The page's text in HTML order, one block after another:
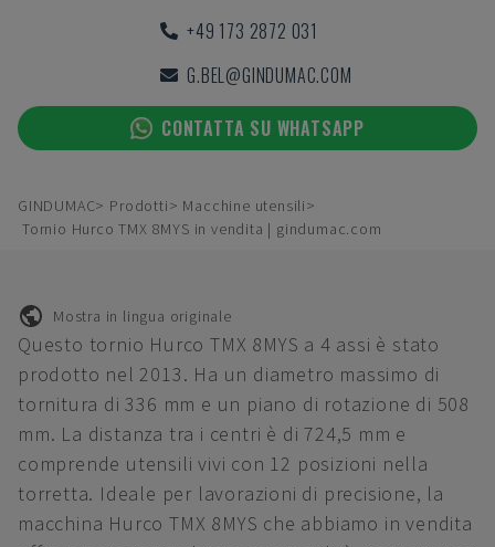
+49 173 2872 031
G.BEL@GINDUMAC.COM
CONTATTA SU WHATSAPP
GINDUMAC Prodotti
Macchine utensili
Tornio Hurco TMX 8MYS in vendita | gindumac.com
Mostra in lingua originale
Questo tornio Hurco TMX 8MYS a 4 assi è stato
prodotto nel 2013. Ha un diametro massimo di
tornitura di 336 mm e un piano di rotazione di 508
mm. La distanza tra i centri è di 724,5 mm e
comprende utensili vivi con 12 posizioni nella
torretta. Ideale per lavorazioni di precisione, la
macchina Hurco TMX 8MYS che abbiamo in vendita